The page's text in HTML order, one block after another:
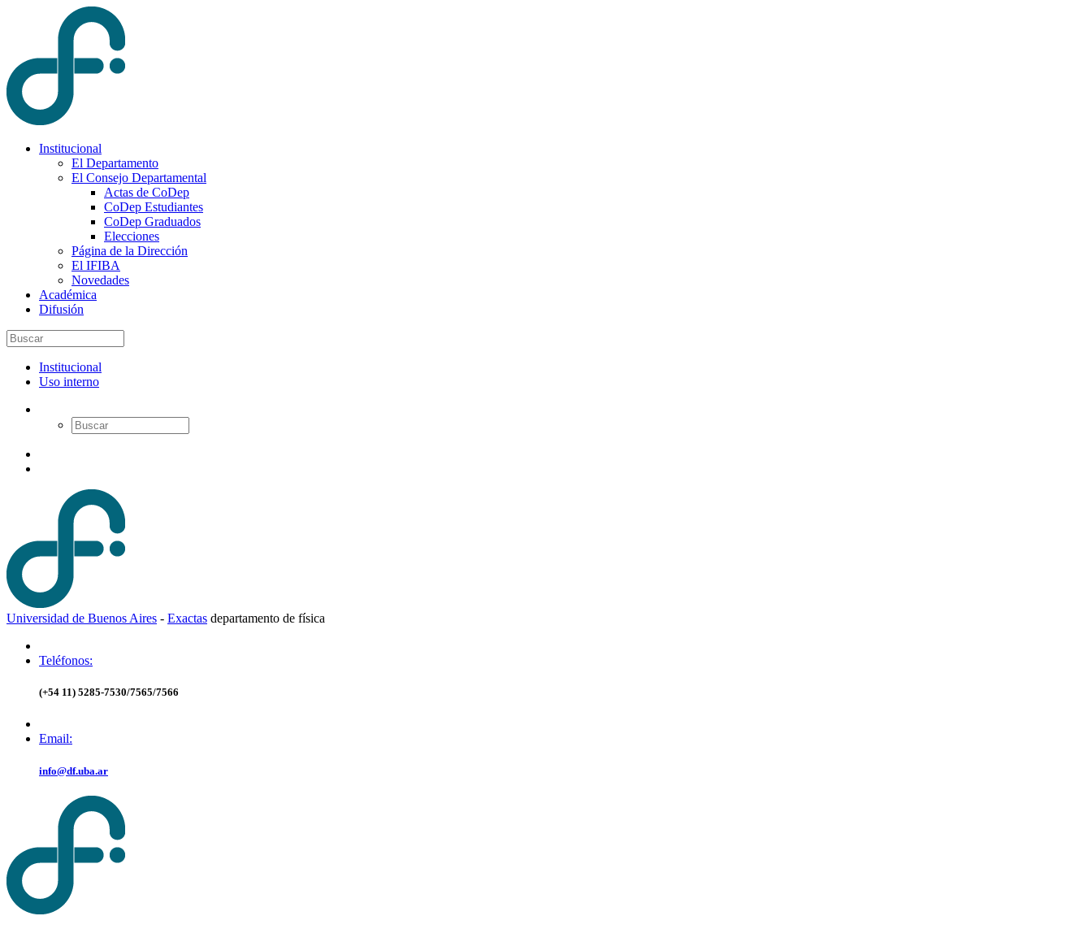
Institucional
El Departamento
El Consejo Departamental
Actas de CoDep
CoDep Estudiantes
CoDep Graduados
Elecciones
Página de la Dirección
El IFIBA
Novedades
Académica
Difusión
Institucional
Uso interno
Universidad de Buenos Aires - Exactas departamento de física
Teléfonos:
(+54 11) 5285-7530/7565/7566
Email:
info@df.uba.ar